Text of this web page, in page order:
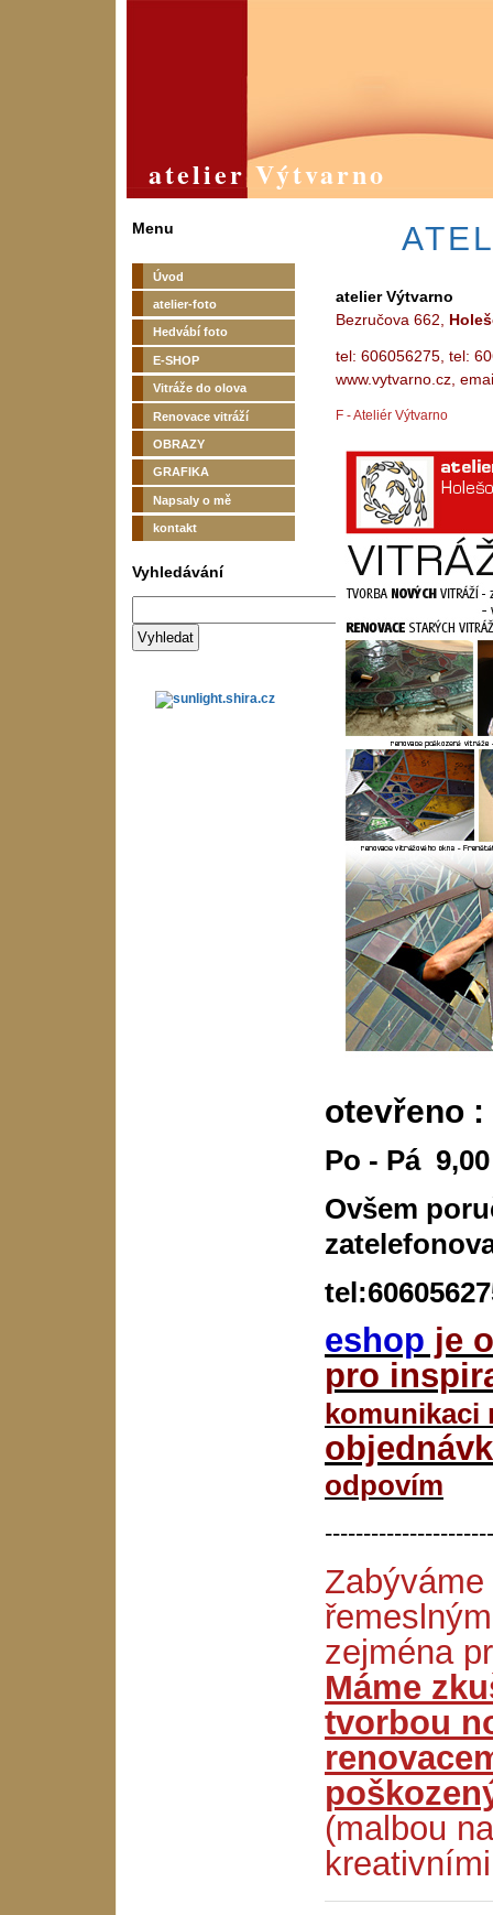
atelier Výtvarno
Menu
Úvod
atelier-foto
Hedvábí foto
E-SHOP
Vitráže do olova
Renovace vitráží
OBRAZY
GRAFIKA
Napsaly o mě
kontakt
Vyhledávání
atelier Výtvarno
Bezručova 662,
tel: 606056275, tel:
www.vytvarno.cz,
F - Ateliér Výtvarno
otevřeno :
Po - Pá
Ovšem
eshop je
pro
komunikaci
odpovím
zejména
Máme
tvorbou
(malbou